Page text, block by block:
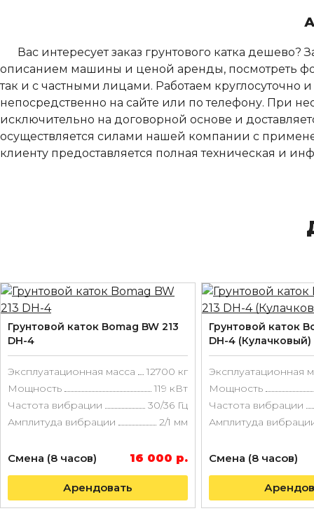
Вас интересует заказ грунтового катка
описанием машины и ценой аренды, посмотреть
так и с частными лицами. Работаем круглосуточно
непосредственно на сайте или по телефону. При
исключительно на договорной основе и
осуществляется силами нашей компании с
клиенту предоставляется полная техническая и
Грунтовой каток Bomag BW 213
DH-4
Эксплуатационная масса
12700 кг
Мощность
119 кВт
Частота вибрации
30/36 Гц
Амплитуда вибрации
2/1 мм
Смена (8 часов) 16 000 р.
Арендовать
Грунтовой каток
DH-4 (Кулачковый)
Эксплуатационная
Мощность
Частота вибрации
Амплитуда
Смена (8 часов)